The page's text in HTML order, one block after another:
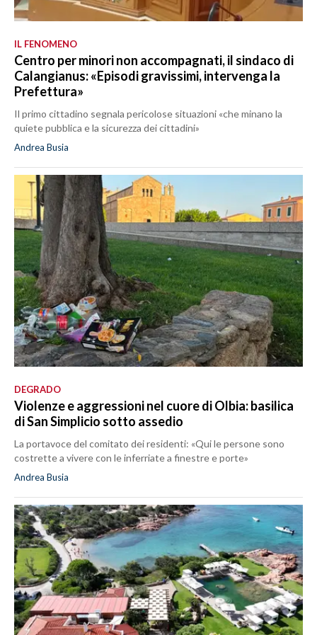
IL FENOMENO
Centro per minori non accompagnati, il sindaco di
Calangianus: «Episodi gravissimi, intervenga la
Prefettura»
Il primo cittadino segnala pericolose situazioni «che minano la
quiete pubblica e la sicurezza dei cittadini»
Andrea Busia
DEGRADO
Violenze e aggressioni nel cuore di Olbia: basilica
di San Simplicio sotto assedio
La portavoce del comitato dei residenti: «Qui le persone sono
costrette a vivere con le inferriate a finestre e porte»
Andrea Busia